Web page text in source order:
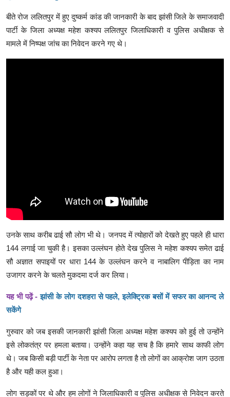
बीते रोज ललितपुर में हुए दुष्कर्म कांड की जानकारी के बाद झांसी जिले के समाजवादी
पार्टी के जिला अध्यक्ष महेश कश्यप ललितपुर जिलाधिकारी व पुलिस अधीक्षक से
मामले में निष्पक्ष जांच का निवेदन करने गए थे।
उनके साथ करीब ढाई सौ लोग भी थे। जनपद में त्योहारों को देखते हुए पहले ही धारा
144 लगाई जा चुकी है। इसका उल्लंघन होते देख पुलिस ने महेश कश्यप समेत ढाई
सौ अज्ञात सपाइयों पर धारा 144 के उल्लंघन करने व नाबालिग पीड़िता का नाम
उजागर करने के चलते मुकदमा दर्ज कर लिया।
यह भी पढ़ें -झांसी के लोग दशहरा से पहले, इलेक्ट्रिक बसों में सफर का आनन्द ले
सकेंगे
गुरुवार को जब इसकी जानकारी झांसी जिला अध्यक्ष महेश कश्यप को हुई तो उन्होंने
इसे लोकतंत्र पर हमला बताया। उन्होंने कहा यह सच है कि हमारे साथ काफी लोग
थे। जब किसी बड़ी पार्टी के नेता पर आरोप लगता है तो लोगों का आक्रोश जाग उठता
है और यही कल हुआ।
लोग सड़कों पर थे और हम लोगों ने जिलाधिकारी व पुलिस अधीक्षक से निवेदन करते